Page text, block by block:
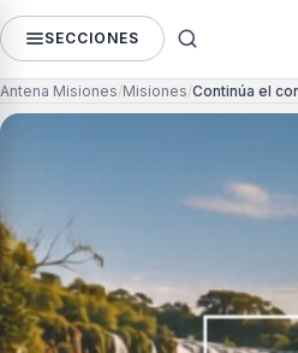
SECCIONES
Antena Misiones Misiones